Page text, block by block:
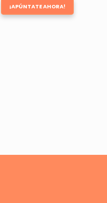
¡APÚNTATE AHORA!